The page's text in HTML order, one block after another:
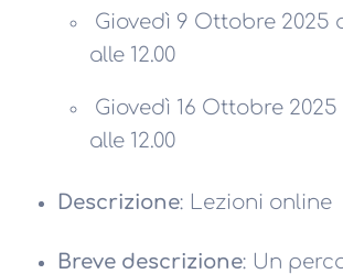
Giovedì 9 Ottobre 2025
alle 12.00
Giovedì 16 Ottobre 2025
alle 12.00
Descrizione: Lezioni online
Breve descrizione: Un